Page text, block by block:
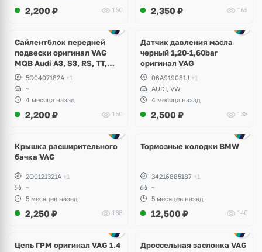
2,200 ₽ 150 2,350 ₽ 165
Сайлентблок передней
подвески оригинал VAG
MQB Audi A3, S3, RS, TT,
TTRS, Skoda Octavia A7,
Kodiaq, Karoq, Superb,
Volkswagen Tiguan, Passat,
Golf
5Q0407182A +1
~
4 месяца назад
2,200 ₽ 150
Датчик давления масла
черный 1,20-1,60bar
оригинал VAG
06A919081J +1
AUDI, VW
4 месяца назад
2,500 ₽ 138
Крышка расширительного
бачка VAG
2Q0121321A +1
~
5 месяцев назад
2,250 ₽ 188
Тормозные колодки BMW
34216885187 +1
~
5 месяцев назад
12,500 ₽ 140
Цепь ГРМ оригинал VAG 1.4
Дроссельная заслонка VAG